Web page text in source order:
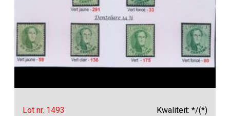
Lot nr. 1493 Kwaliteit: */(*)